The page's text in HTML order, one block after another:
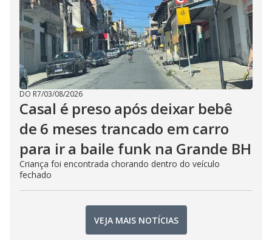
DO R7/03/08/2026
Casal é preso após deixar bebê
de 6 meses trancado em carro
para ir a baile funk na Grande BH
Criança foi encontrada chorando dentro do veículo
fechado
VEJA MAIS NOTÍCIAS